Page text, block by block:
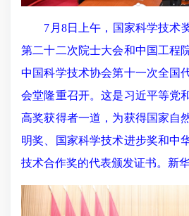
7月8日上午，国家科学技术
第二十二次院士大会和中国工程
中国科学技术协会第十一次全国
会堂隆重召开。这是习近平等党
高奖获得者一道，为获得国家自
明奖、国家科学技术进步奖和中
技术合作奖的代表颁发证书。新